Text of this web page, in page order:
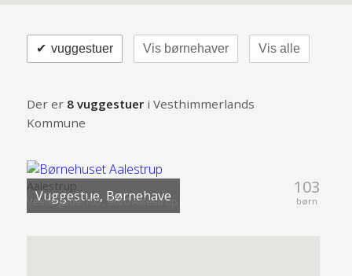
vuggestuer
✔ Vis børnehaver Vis alle
Der er 8 vuggestueri Vesthimmerlands
Kommune
Vuggestue, Børnehave 103
børn
Aalestrup
Vestergade 100 , 9620 Aalestrup